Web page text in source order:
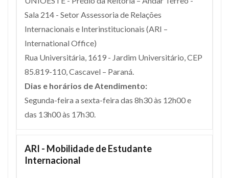
Sala 214 - Setor Assessoria de Relações
Internacionais e Interinstitucionais (ARI –
International Office)
Rua Universitária, 1619 - Jardim Universitário, CEP
85.819-110, Cascavel – Paraná.
Dias e horários de Atendimento:
Segunda-feira a sexta-feira das 8h30 às 12h00 e
das 13h00 às 17h30.
ARI - Mobilidade de Estudante
Internacional